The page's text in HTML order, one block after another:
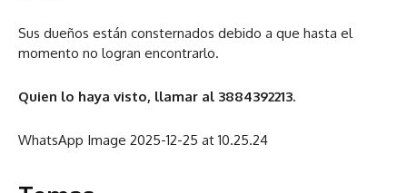
Sus dueños están consternados debido a que hasta el
momento no logran encontrarlo.
Quien lo haya visto, llamar al 3884392213.
WhatsApp Image 2025-12-25 at 10.25.24